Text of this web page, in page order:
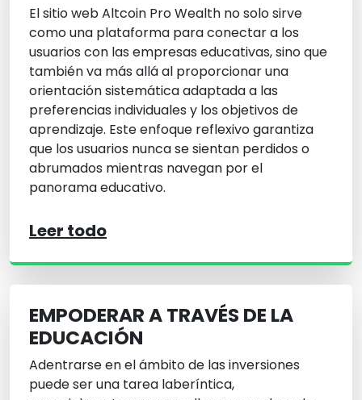
El sitio web Altcoin Pro Wealth no solo sirve
como una plataforma para conectar a los
usuarios con las empresas educativas, sino que
también va más allá al proporcionar una
orientación sistemática adaptada a las
preferencias individuales y los objetivos de
aprendizaje. Este enfoque reflexivo garantiza
que los usuarios nunca se sientan perdidos o
abrumados mientras navegan por el
panorama educativo.
Leer todo
EMPODERAR A TRAVÉS DE LA
EDUCACIÓN
Adentrarse en el ámbito de las inversiones
puede ser una tarea laberíntica,